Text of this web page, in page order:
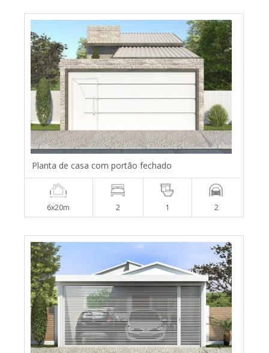
Planta de casa com portão fechado
6x20m 2 1 2